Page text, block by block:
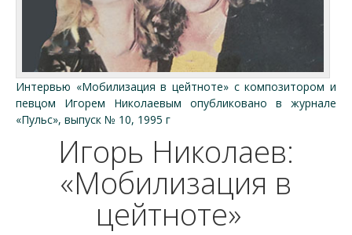
Интервью «Мобилизация в цейтноте» с композитором и
певцом Игорем Николаевым опубликовано в журнале
«Пульс», выпуск № 10, 1995 г
Игорь Николаев:
«Мобилизация в
цейтноте»